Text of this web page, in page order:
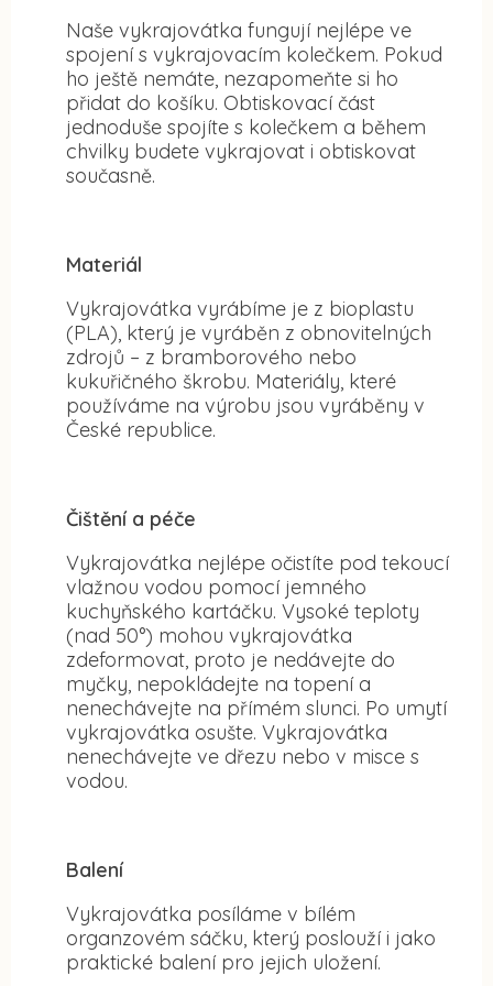
Naše vykrajovátka fungují nejlépe ve
spojení s vykrajovacím kolečkem. Pokud
ho ještě nemáte, nezapomeňte si ho
přidat do košíku. Obtiskovací část
jednoduše spojíte s kolečkem a během
chvilky budete vykrajovat i obtiskovat
současně.
Materiál
Vykrajovátka vyrábíme je z bioplastu
(PLA), který je vyráběn z obnovitelných
zdrojů – z bramborového nebo
kukuřičného škrobu. Materiály, které
používáme na výrobu jsou vyráběny v
České republice.
Čištění a péče
Vykrajovátka nejlépe očistíte pod tekoucí
vlažnou vodou pomocí jemného
kuchyňského kartáčku. Vysoké teploty
(nad 50°) mohou vykrajovátka
zdeformovat, proto je nedávejte do
myčky, nepokládejte na topení a
nenechávejte na přímém slunci. Po umytí
vykrajovátka osušte. Vykrajovátka
nenechávejte ve dřezu nebo v misce s
vodou.
Balení
Vykrajovátka posíláme v bílém
organzovém sáčku, který poslouží i jako
praktické balení pro jejich uložení.